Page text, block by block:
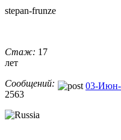
stepan-frunz​e
Стаж: 17
лет
Сообщений:
2563
03-Июн-